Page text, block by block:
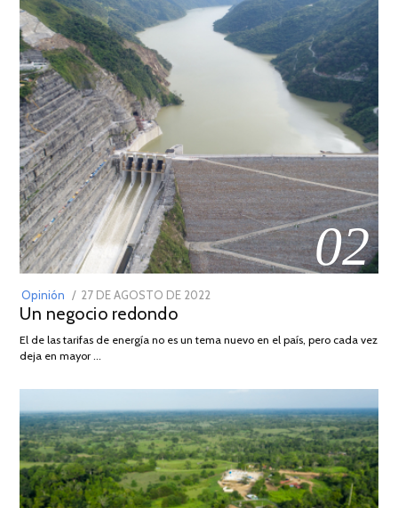
02
Opinión
POSTED
ON
27 DE AGOSTO DE 2022
DE
Un negocio redondo
El de las tarifas de energía no es un tema nuevo en el país, pero cada vez
deja en mayor …